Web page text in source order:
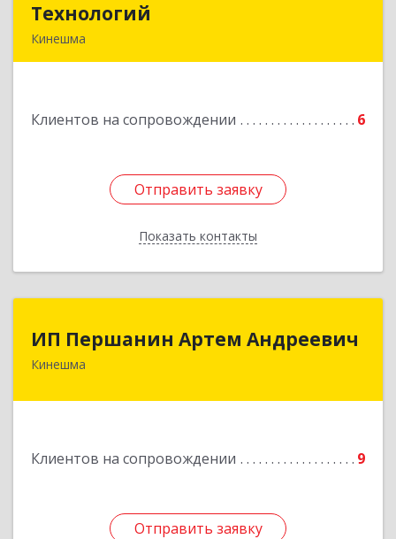
Технологий
Кинешма
Клиентов на сопровождении 6
Отправить заявку
Показать контакты
Подробнее
Отправить заявку
Назад
ИП Першанин Артем Андреевич
Кинешма
Клиентов на сопровождении 9
Отправить заявку
Отправить заявку